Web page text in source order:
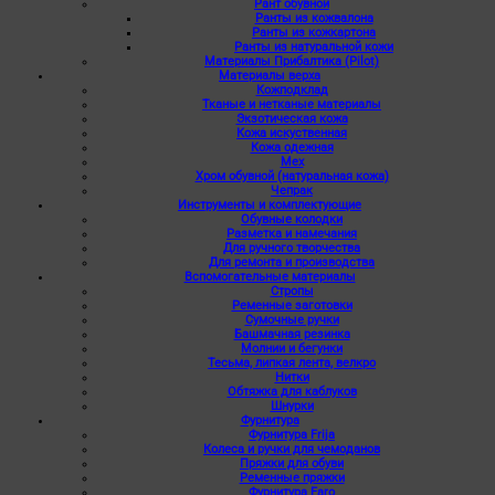
Рант обувной
Ранты из кожвалона
Ранты из кожкартона
Ранты из натуральной кожи
Материалы Прибалтика (Pilot)
Материалы верха
Кожподклад
Тканые и нетканые материалы
Экзотическая кожа
Кожа искуственная
Кожа одежная
Мех
Хром обувной (натуральная кожа)
Чепрак
Инструменты и комплектующие
Обувные колодки
Разметка и намечания
Для ручного творчества
Для ремонта и производства
Вспомогательные материалы
Стропы
Ременные заготовки
Сумочные ручки
Башмачная резинка
Молнии и бегунки
Тесьма, липкая лента, велкро
Нитки
Обтяжка для каблуков
Шнурки
Фурнитура
Фурнитура Frija
Колеса и ручки для чемоданов
Пряжки для обуви
Ременные пряжки